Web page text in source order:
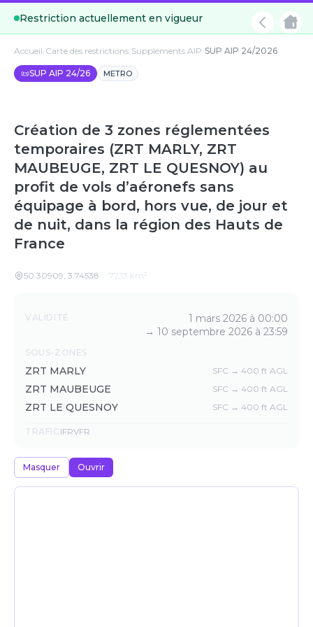
Restriction actuellement en vigueur
Accueil Carte des restrictions Suppléments AIP SUP AIP 24/2026
📜SUP AIP 24/26 METRO
Création de 3 zones réglementées
temporaires (ZRT MARLY, ZRT
MAUBEUGE, ZRT LE QUESNOY) au
profit de vols d’aéronefs sans
équipage à bord, hors vue, de jour et
de nuit, dans la région des Hauts de
France
50.30909, 3.74538 77,13 km²
Détails
VALIDITÉ
1 mars 2026 à 00:00
→ 10 septembre 2026 à 23:59
SOUS-ZONES
ZRT MARLY SFC → 400 ft AGL
ZRT MAUBEUGE SFC → 400 ft AGL
ZRT LE QUESNOY SFC → 400 ft AGL
TRAFIC IFRVFR
Masquer Ouvrir